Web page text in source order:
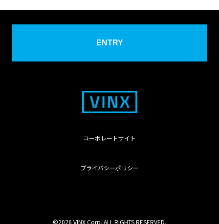
ENTRY
コーポレートサイト
プライバシーポリシー
©2026 VINX Corp. ALL RIGHTS RESERVED.